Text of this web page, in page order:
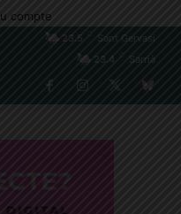
compte
23.5
Sant Gervasi
23.4
Sarrià